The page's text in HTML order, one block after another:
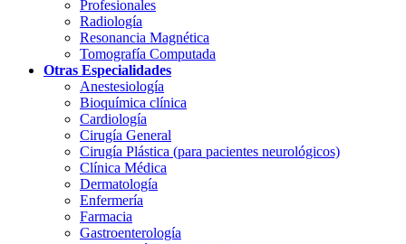
Profesionales
Radiología
Resonancia Magnética
Tomografía Computada
Otras Especialidades
Anestesiología
Bioquímica clínica
Cardiología
Cirugía General
Cirugía Plástica (para pacientes neurológicos)
Clínica Médica
Dermatología
Enfermería
Farmacia
Gastroenterología